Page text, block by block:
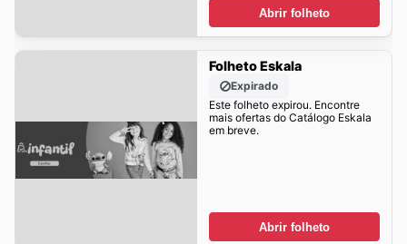
Abrir folheto
Folheto Eskala
Expirado
Este folheto expirou. Encontre
mais ofertas do Catálogo Eskala
em breve.
Abrir folheto